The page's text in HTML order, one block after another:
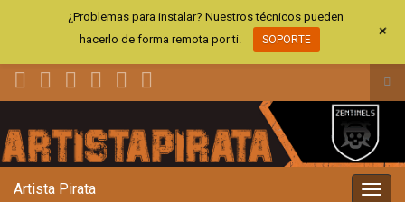
el
Artista Pirata
¿Problemas para instalar? Nuestros técnicos pueden
hacerlo de forma remota por ti.
SOPORTE +